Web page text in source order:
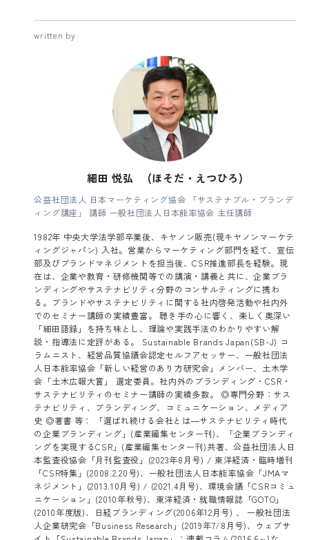
written by
細田 悦弘 (ほそだ・えつひろ)
公益社団法人 日本マーケティング協会 「サステナブル・ブランデ
ィング講座」 講師 一般社団法人日本能率協会 主任講師
1982年 中央大学法学部卒業後、キヤノン販売(現キヤノンマーケテ
ィングジャパン) 入社。営業からマーケティング部門を経て、宣伝
部及びブランドマネジメントを担当後、CSR推進部長を経験。現
在は、企業や教育・研修機関等での講演・講義と共に、企業ブラ
ンディングやサステナビリティ分野のコンサルティングに携わ
る。ブランドやサステナビリティに関する社内啓発活動や社内外
でのセミナー講師の実績豊富。 聴き手の心に響く、楽しく奥深い
「細田語録」を持ち味とし、理論や実践手法のわかりやすい解
説・指導法に定評がある。 Sustainable Brands Japan(SB-J) コ
ラムニスト、経営品質協議会認定セルフアセッサー、一般社団法
人日本能率協会「新しい経営のあり方研究会」メンバー、土木学
会「土木広報大賞」 選定委員。社内外のブランディング・CSR・
サステナビリティのセミナー講師の実績多数。 ◎専門分野：サス
テナビリティ、ブランディング、コミュニケーション、メディア
史 ◎著書 等： 「選ばれ続ける会社とは―サステナビリティ時代
の企業ブランディング」(産業編集センター刊)、「企業ブランディ
ングを実現するCSR」(産業編集センター刊)共著、公益社団法人日
本監査役協会「月刊監査役」(2023年8月号) / 東洋経済・臨時増刊
「CSR特集」(2008.2.20号)、一般社団法人日本能率協会「JMAマ
ネジメント」(2013.10月号) / (2021.4月号)、環境会議「CSRコミュ
ニケーション」(2010年秋号)、東洋経済・就職情報誌「GOTO」
(2010年度版)、日経ブランディング(2006年12月号) 、 一般社団法
人企業研究会「Business Research」(2019年7/8月号)、ウェブサ